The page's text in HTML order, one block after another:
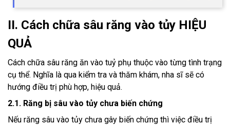
II. Cách chữa sâu răng vào tủy HIỆU
QUẢ
Cách chữa sâu răng ăn vào tuỷ phụ thuộc vào từng tình trạng
cụ thể. Nghĩa là qua kiểm tra và thăm khám, nha sĩ sẽ có
hướng điều trị phù hợp, hiệu quả.
2.1. Răng bị sâu vào tủy chưa biến chứng
Nếu răng sâu vào tủy chưa gây biến chứng thì việc điều trị